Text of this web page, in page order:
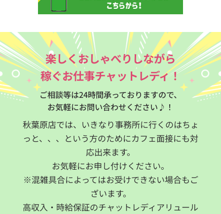
楽しくおしゃべりしながら
稼ぐお仕事チャットレディ！
ご相談等は24時間承っておりますので、
お気軽にお問い合わせください♪！
秋葉原店では、いきなり事務所に行くのはちょ
っと、、、という方のためにカフェ面接にも対
応出来ます。
お気軽にお申し付けください。
※混雑具合によってはお受けできない場合もご
ざいます。
高収入・時給保証のチャットレディアリュール